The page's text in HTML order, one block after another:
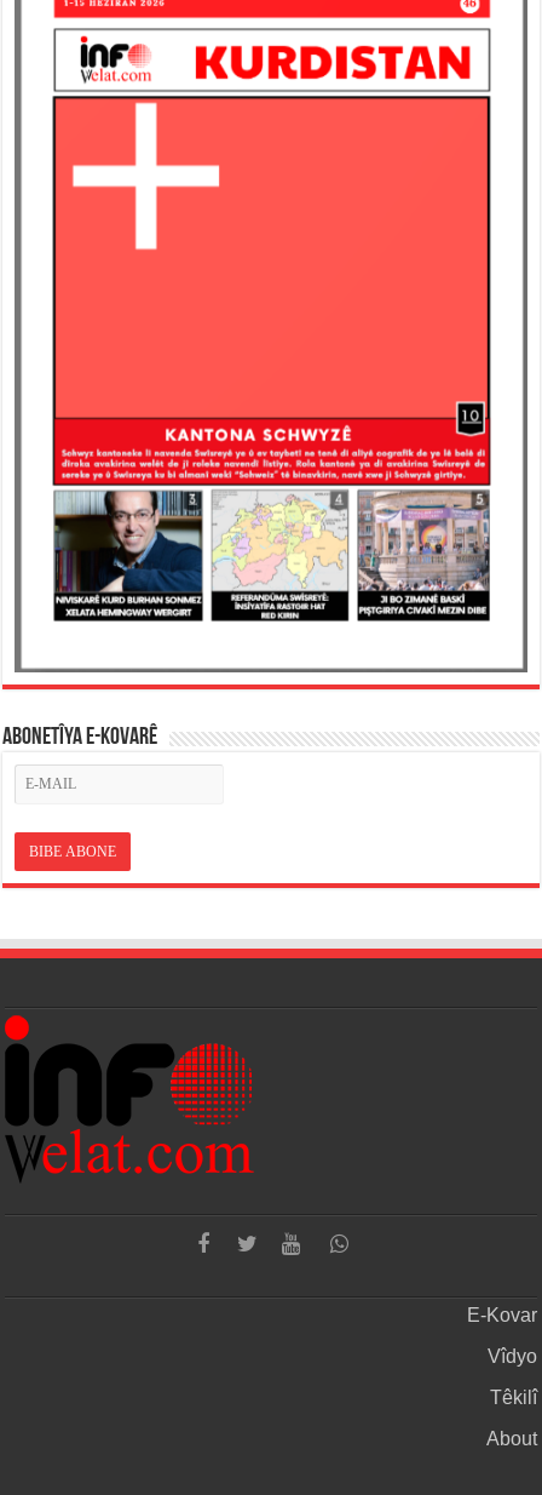
ABONETÎYA E-KOVARÊ
E-Kovar
Vîdyo
Têkilî
About